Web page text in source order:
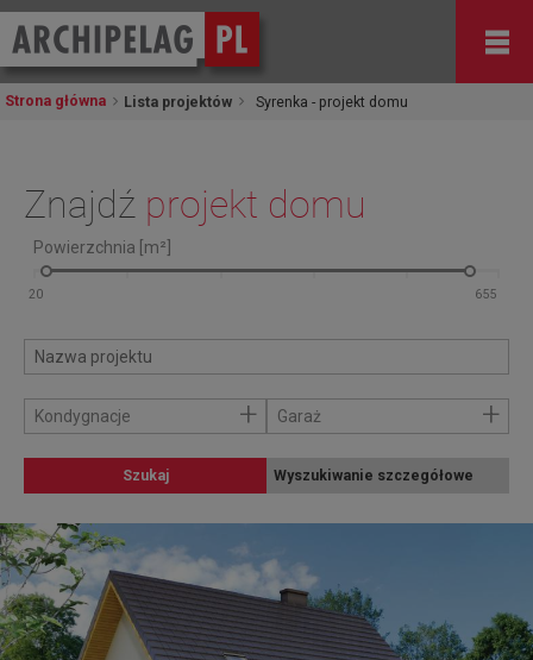
Strona główna Lista projektów Syrenka - projekt domu
Znajdź projekt domu
Powierzchnia [m²]
Kondygnacje + Garaż +
Szukaj Wyszukiwanie szczegółowe